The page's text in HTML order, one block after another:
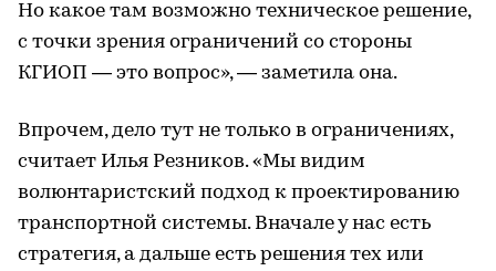
Но какое там возможно техническое решение,
с точки зрения ограничений со стороны
КГИОП — это вопрос», — заметила она.
Впрочем, дело тут не только в ограничениях,
считает Илья Резников. «Мы видим
волюнтаристский подход к проектированию
транспортной системы. Вначале у нас есть
стратегия, а дальше есть решения тех или